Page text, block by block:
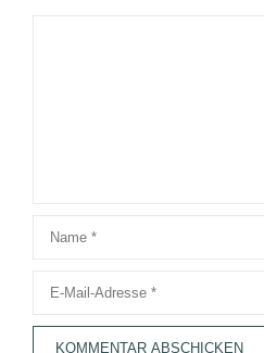
Name